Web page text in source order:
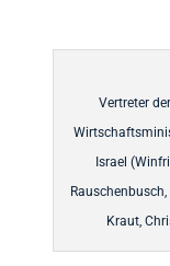
Vertreter
Israel
Kraut,